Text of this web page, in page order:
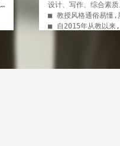
设计、写作、综合素质
■ 教授风格通俗易懂,
■ 自2015年从教以来,